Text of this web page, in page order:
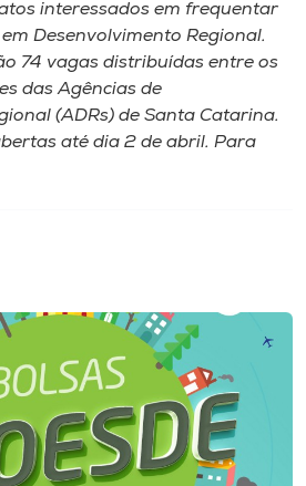
interessados em frequentar
Desenvolvimento Regional.
74 vagas distribuídas entre os
das Agências de
(ADRs) de Santa Catarina.
até dia 2 de abril. Para